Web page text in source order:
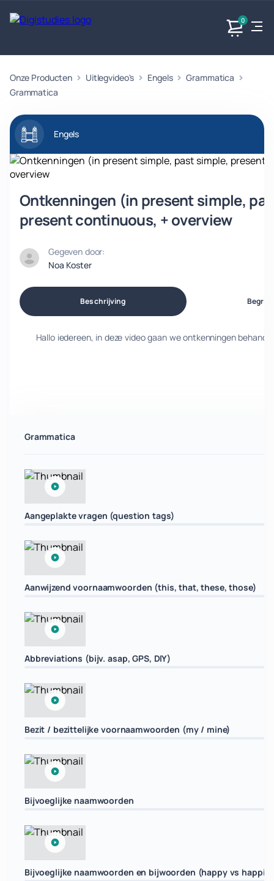
0
Exacte
vakken
Geen
vakken.
Taalvakken
vakken.
MaatschappijvakkenProducten
Onze Producten Uitlegvideo's Engels
Grammatica
Grammatica
Engels
Ontkenningen (in present simple,
present continuous, + overview
Gegeven door:
Noa Koster
Beschrijving
Hallo iedereen, in deze video gaan we ontkenningen
Grammatica
Aangeplakte vragen (question tags)
Aanwijzend voornaamwoorden (this, that, these, those)
Abbreviations (bijv. asap, GPS, DIY)
Bezit / bezittelijke voornaamwoorden (my / mine)
Bijvoeglijke naamwoorden
Bijvoeglijke naamwoorden en bijwoorden (happy vs